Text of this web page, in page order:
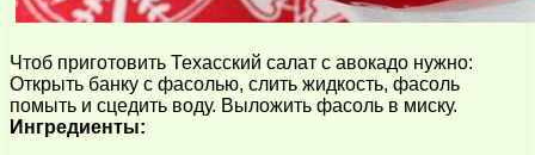
Чтоб приготовить Техасский салат с авокадо нужно:
Открыть банку с фасолью, слить жидкость, фасоль
помыть и сцедить воду. Выложить фасоль в миску.
Ингредиенты: